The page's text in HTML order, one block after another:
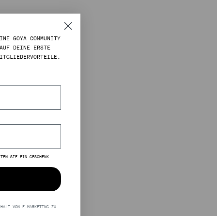
GOYA COMMUNITY
DEINE ERSTE
SIE EIN GESCHENK
VON E-MARKETING ZU.